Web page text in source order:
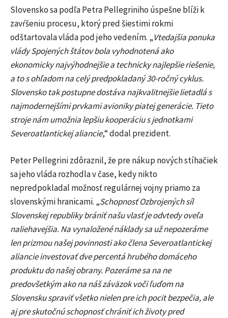
Slovensko sa podľa Petra Pellegriniho úspešne blíži k
zavŕšeniu procesu, ktorý pred šiestimi rokmi
odštartovala vláda pod jeho vedením. „Vtedajšia ponuka
vlády Spojených štátov bola vyhodnotená ako
ekonomicky najvýhodnejšie a technicky najlepšie riešenie,
a to s ohľadom na celý predpokladaný 30-ročný cyklus.
Slovensko tak postupne dostáva najkvalitnejšie lietadlá s
najmodernejšími prvkami avioniky piatej generácie. Tieto
stroje nám umožnia lepšiu kooperáciu s jednotkami
Severoatlantickej aliancie,“ dodal prezident.
Peter Pellegrini zdôraznil, že pre nákup nových stíhačiek
sa jeho vláda rozhodla v čase, kedy nikto
nepredpokladal možnosť regulárnej vojny priamo za
slovenskými hranicami. „Schopnosť Ozbrojených síl
Slovenskej republiky brániť našu vlasť je odvtedy oveľa
naliehavejšia. Na vynaložené náklady sa už nepozeráme
len prizmou našej povinnosti ako člena Severoatlantickej
aliancie investovať dve percentá hrubého domáceho
produktu do našej obrany. Pozeráme sa na ne
predovšetkým ako na náš záväzok voči ľuďom na
Slovensku spraviť všetko nielen pre ich pocit bezpečia, ale
aj pre skutočnú schopnosť chrániť ich životy pred